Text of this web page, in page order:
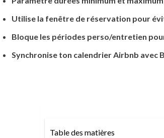
Utilise la fenêtre de réservation pour
Bloque les périodes perso/entretien
Synchronise ton calendrier Airbnb
Table des matières